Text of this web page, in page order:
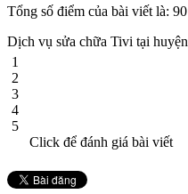
Tổng số điểm của bài viết là:
Dịch vụ sửa chữa Tivi tại
1
2
3
4
5
Click để đánh giá bài viết